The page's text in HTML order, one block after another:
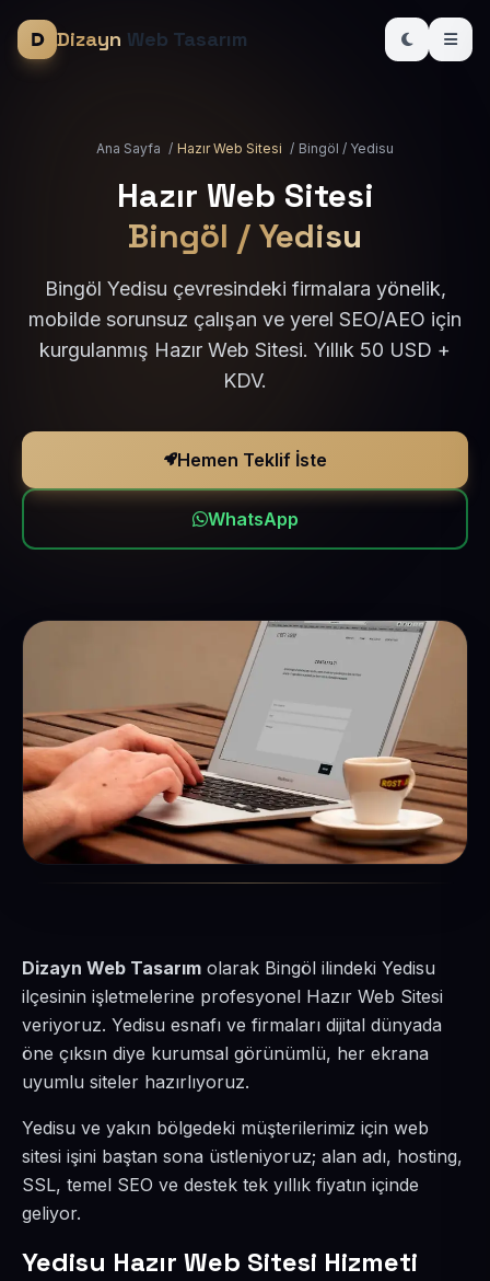
Dizayn Web Tasarım
Ana Sayfa / Hazır Web Sitesi / Bingöl / Yedisu
Hazır Web Sitesi
Bingöl / Yedisu
Bingöl Yedisu çevresindeki firmalara yönelik,
mobilde sorunsuz çalışan ve yerel SEO/AEO için
kurgulanmış Hazır Web Sitesi. Yıllık 50 USD +
KDV.
Hemen Teklif İste
WhatsApp
Dizayn Web Tasarım olarak Bingöl ilindeki Yedisu
ilçesinin işletmelerine profesyonel Hazır Web Sitesi
veriyoruz. Yedisu esnafı ve firmaları dijital dünyada
öne çıksın diye kurumsal görünümlü, her ekrana
uyumlu siteler hazırlıyoruz.
Yedisu ve yakın bölgedeki müşterilerimiz için web
sitesi işini baştan sona üstleniyoruz; alan adı, hosting,
SSL, temel SEO ve destek tek yıllık fiyatın içinde
geliyor.
Yedisu Hazır Web Sitesi Hizmeti